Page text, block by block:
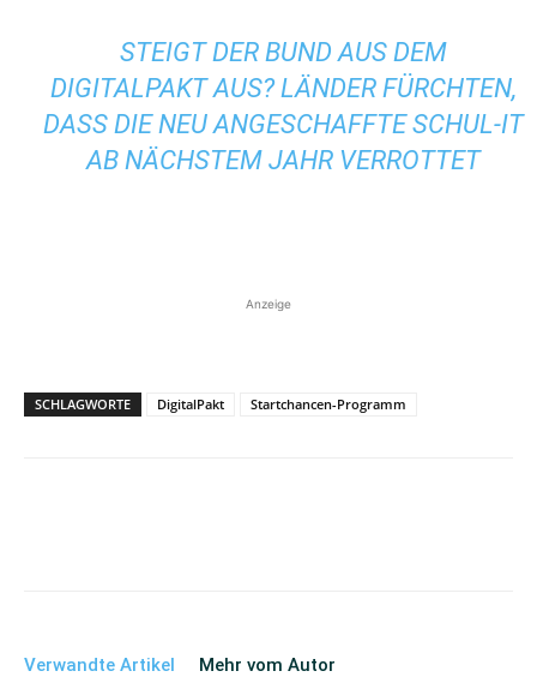
STEIGT DER BUND AUS DEM
DIGITALPAKT AUS? LÄNDER FÜRCHTEN,
DASS DIE NEU ANGESCHAFFTE SCHUL-IT
AB NÄCHSTEM JAHR VERROTTET
Anzeige
SCHLAGWORTE DigitalPakt Startchancen-Programm
Verwandte Artikel Mehr vom Autor